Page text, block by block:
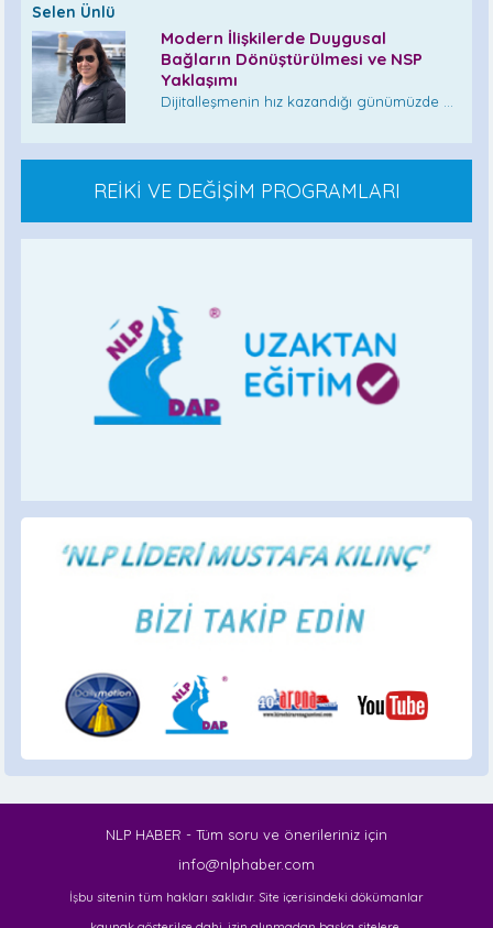
Selen Ünlü
Modern İlişkilerde Duygusal
Bağların Dönüştürülmesi ve NSP
Yaklaşımı
Dijitalleşmenin hız kazandığı günümüzde ...
REİKİ VE DEĞİŞİM PROGRAMLARI
NLP HABER - Tüm soru ve önerileriniz için
info@nlphaber.com
İşbu sitenin tüm hakları saklıdır. Site içerisindeki dökümanlar